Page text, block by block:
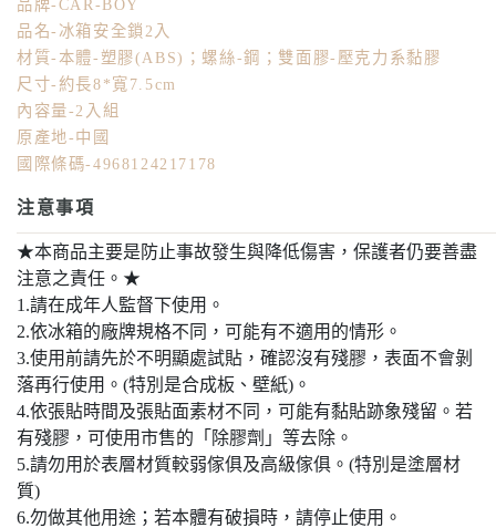
品牌-CAR-BOY
品名-冰箱安全鎖2入
材質-本體-塑膠(ABS)；螺絲-鋼；雙面膠-壓克力系黏膠
尺寸-約長8*寬7.5cm
內容量-2入組
原產地-中國
國際條碼-4968124217178
注意事項
★本商品主要是防止事故發生與降低傷害，保護者仍要善盡
注意之責任。★
1.請在成年人監督下使用。
2.依冰箱的廠牌規格不同，可能有不適用的情形。
3.使用前請先於不明顯處試貼，確認沒有殘膠，表面不會剝
落再行使用。(特別是合成板、壁紙)。
4.依張貼時間及張貼面素材不同，可能有黏貼跡象殘留。若
有殘膠，可使用市售的「除膠劑」等去除。
5.請勿用於表層材質較弱傢俱及高級傢俱。(特別是塗層材
質)
6.勿做其他用途；若本體有破損時，請停止使用。